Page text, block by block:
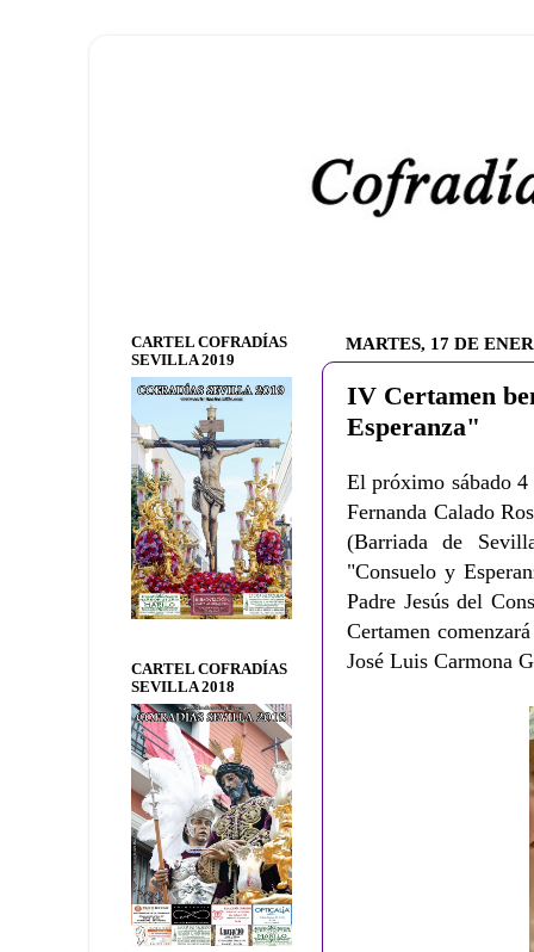
MARTES, 17 DE
IV Certamen
Esperanza"
El próximo sábado
Fernanda Calado
(Barriada de
"Consuelo y
Padre Jesús del
Certamen
José Luis Carmona
CARTEL COFRADÍAS
SEVILLA 2019
CARTEL COFRADÍAS
SEVILLA 2018